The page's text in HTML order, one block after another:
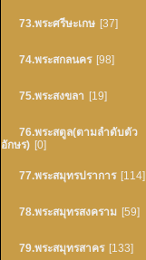
73.พระศรีษะเกษ [37]
74.พระสกลนคร [98]
75.พระสงขลา [19]
76.พระสตูล(ตามลำดับตัว
อักษร) [0]
77.พระสมุทรปราการ [114]
78.พระสมุทรสงคราม [59]
79.พระสมุทรสาคร [133]